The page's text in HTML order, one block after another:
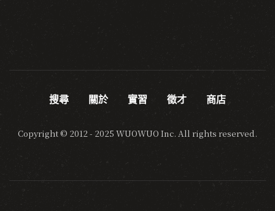
搜尋 關於 實習 徵才 商店
Copyright © 2012 - 2025 WUOWUO Inc. All rights reserved.